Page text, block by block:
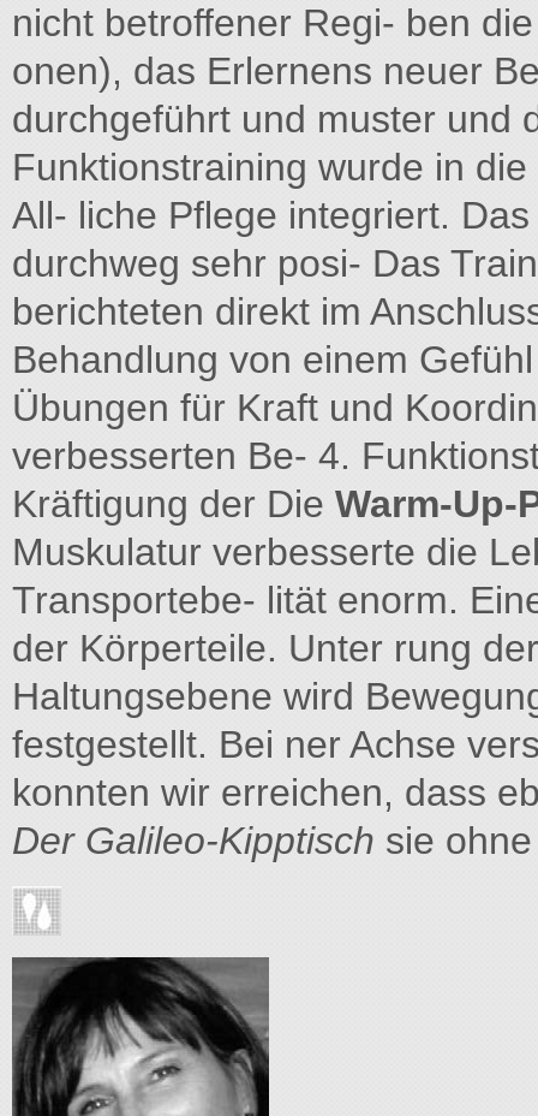
nicht betroffener Regi- ben
onen), das Erlernens neuer
durchgeführt und muster und
Funktionstraining wurde in
All- liche Pflege integriert.
durchweg sehr posi- Das
berichteten direkt im
Behandlung von einem
Übungen für Kraft und
verbesserten Be- 4.
Kräftigung der Die Warm-Up-
Muskulatur verbesserte die
Transportebe- lität enorm.
der Körperteile. Unter rung
Haltungsebene wird
festgestellt. Bei ner Achse
konnten wir erreichen, dass
Der Galileo-Kipptisch sie